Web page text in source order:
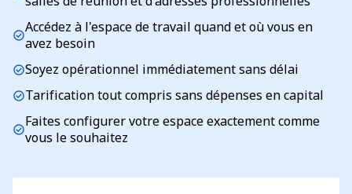
check_circleAccédez à l'espace de travail quand et où vous en
avez besoin
check_circleSoyez opérationnel immédiatement sans délai
check_circleTarification tout compris sans dépenses en capital
check_circleFaites configurer votre espace exactement comme
vous le souhaitez